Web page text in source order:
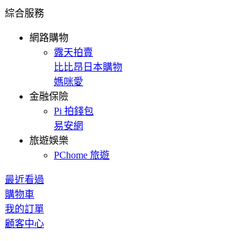
綜合服務
網路購物
露天拍賣
比比昂日本購物
媽咪愛
金融保險
Pi 拍錢包
易安網
旅遊娛樂
PChome 旅遊
最近看過
購物車
我的訂單
顧客中心